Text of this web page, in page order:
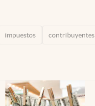
impuestos contribuyentes